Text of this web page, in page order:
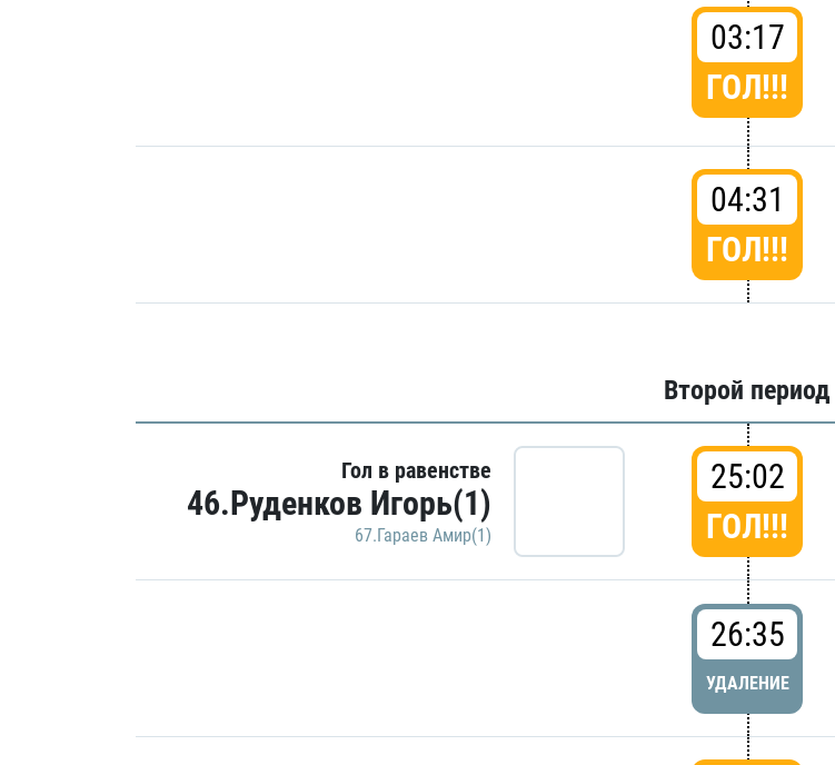
03:17
ГОЛ!!!
04:31
ГОЛ!!!
Второй период
Гол в равенстве
46.Руденков Игорь(1)
67.Гараев Амир(1)
25:02
ГОЛ!!!
26:35
УДАЛЕНИЕ